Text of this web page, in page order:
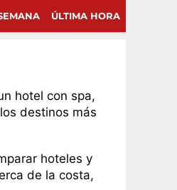
ÚLTIMA HORA
hotel con spa,
destinos más
hoteles y
de la costa,